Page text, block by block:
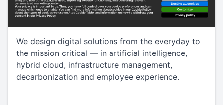
We design digital solutions from the everyday to
the mission critical — in artificial intelligence,
hybrid cloud, infrastructure management,
decarbonization and employee experience.